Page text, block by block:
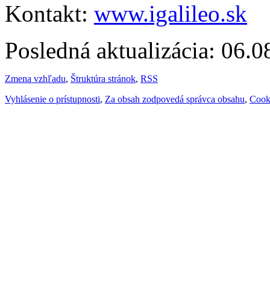
Kontakt: www.igalileo.sk
Posledná aktualizácia:
Zmena vzhľadu, Štruktúra stránok, RSS
Vyhlásenie o prístupnosti, Za obsah zodpovedá správca obsahu,